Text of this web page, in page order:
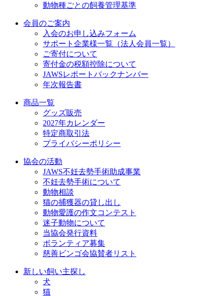
動物種ごとの飼養管理基準
会員のご案内
入会のお申し込みフォーム
サポート企業様一覧（法人会員一覧）
ご寄付について
寄付金の税額控除について
JAWSレポートバックナンバー
年次報告書
商品一覧
グッズ販売
2027年カレンダー
特定商取引法
プライバシーポリシー
協会の活動
JAWS不妊去勢手術助成事業
不妊去勢手術について
動物相談
猫の捕獲器の貸し出し
動物愛護の作文コンテスト
迷子動物について
当協会発行資料
ボランティア募集
慈善ビンゴ会協賛者リスト
新しい飼い主探し
犬
猫